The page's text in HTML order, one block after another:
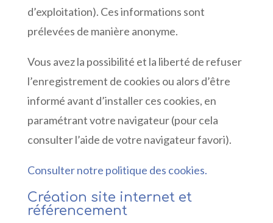
d’exploitation). Ces informations sont
prélevées de manière anonyme.
Vous avez la possibilité et la liberté de refuser
l’enregistrement de cookies ou alors d’être
informé avant d’installer ces cookies, en
paramétrant votre navigateur (pour cela
consulter l’aide de votre navigateur favori).
Consulter notre politique des cookies.
Création site internet et
référencement